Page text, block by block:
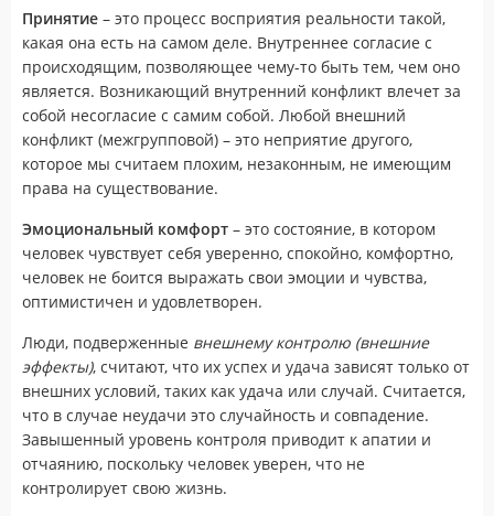
Принятие – это процесс восприятия реальности такой,
какая она есть на самом деле. Внутреннее согласие с
происходящим, позволяющее чему-то быть тем, чем оно
является. Возникающий внутренний конфликт влечет за
собой несогласие с самим собой. Любой внешний
конфликт (межгрупповой) – это неприятие другого,
которое мы считаем плохим, незаконным, не имеющим
права на существование.
Эмоциональный комфорт – это состояние, в котором
человек чувствует себя уверенно, спокойно, комфортно,
человек не боится выражать свои эмоции и чувства,
оптимистичен и удовлетворен.
Люди, подверженные внешнему контролю (внешние
эффекты), считают, что их успех и удача зависят только от
внешних условий, таких как удача или случай. Считается,
что в случае неудачи это случайность и совпадение.
Завышенный уровень контроля приводит к апатии и
отчаянию, поскольку человек уверен, что не
контролирует свою жизнь.